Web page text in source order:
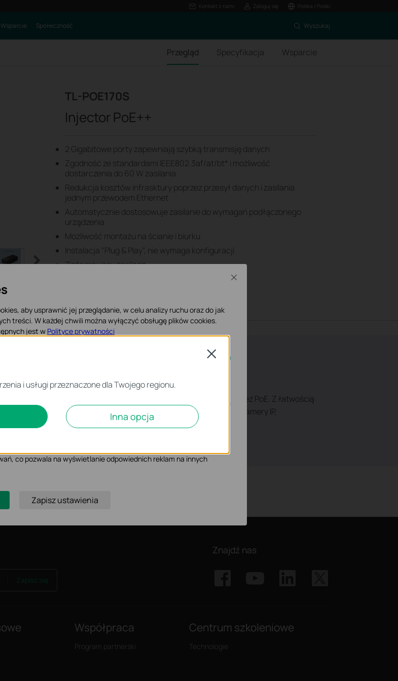
Kontakt z nami Zaloguj się Polska / Polski
Wsparcie Społeczność Wyszukaj
Przegląd Specyfikacja Wsparcie
TL-POE170S
Injector PoE++
2 Gigabitowe porty zapewniają szybką transmisję danych
Zgodność ze standardami IEEE802.3af/at/bt* i możliwość
dostarczenia do 60 W zasilania
Redukcja kosztów infrasktury poprzez przesył danych i zasilania
jednym przewodem Ethernet
Automatycznie dostosowuje zasilanie do wymagań podłączonego
urządzenia
Możliwość montażu na ścianie i biurku
Instalacja "Plug & Play", nie wymaga konfiguracji
Zintegrowany zasilacz
802.3af/at/bt* i ma możliwość dostarczenia 60W zasilania poprzez PoE. Z łatwością
zasilania, a w których chciałbyś/chciałabyś zamontować kamery IP,
Znajdź nas
Współpraca
Program partnerski
Centrum szkoleniowe
Technologie
i usługi przeznaczone dla Twojego regionu.
Inna opcja
Close
aby usprawnić jej przeglądanie, w celu analizy ruchu oraz do jak
treści. W każdej chwili można wyłączyć obsługę plików cookies.
jest w Polityce prywatności
i marketingu
w celu analizy ruchu na naszej stronie, co umożliwia poprawę i
co pozwala na wyświetlanie odpowiednich reklam na innych
Zapisz ustawienia
Close